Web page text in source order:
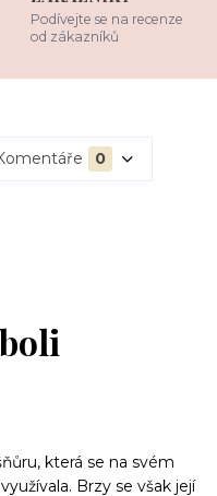
Podívejte se na recenze
od zákazníků
0
která se na svém
Brzy se však její